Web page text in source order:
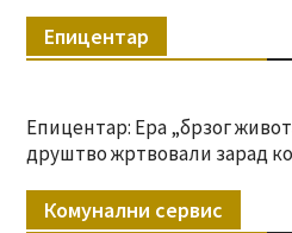
Епицентар
Епицентар: Ера „брзог
друштво жртвовали зарад
Комунални сервис